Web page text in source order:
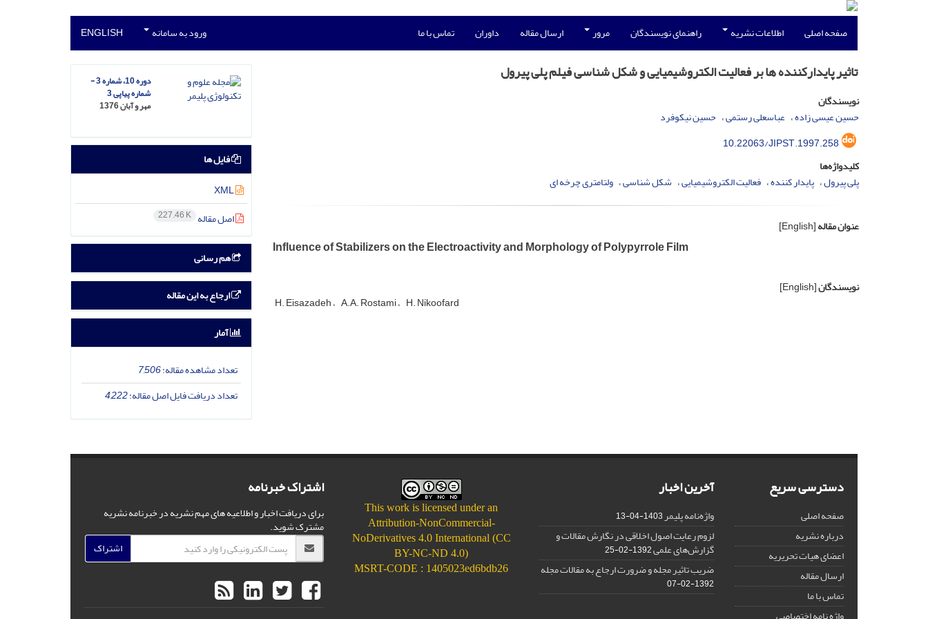
صفحه اصلی اطلاعات نشریه راهنمای نویسندگان مرور ارسال مقاله داوران تماس با ما ورود به سامانه ENGLISH
تاثیر پایدارکننده ها بر فعالیت الکتروشیمیایی و شکل شناسی فیلم پلی پیرول
نویسندگان
حسین عیسی زاده عباسعلی رستمی حسین نیکوفرد
10.22063/JIPST.1997.258
کلیدواژه‌ها
پلی پیرول پایدار کننده فعالیت الکتروشیمیایی شکل شناسی ولتامتری چرخه ای
عنوان مقاله[English]
Influence of Stabilizers on the Electroactivity and Morphology of Polypyrrole Film
نویسندگان[English]
H. Eisazadeh A.A. Rostami H. Nikoofard
دوره 10، شماره 3 -
شماره پیاپی 3
مهر و آبان 1376
فایل ها
XML
اصل مقاله 227.46 K
هم رسانی
ارجاع به این مقاله
آمار
تعداد مشاهده مقاله:7,506
تعداد دریافت فایل اصل مقاله:4,222
دسترسی سریع
صفحه اصلی
درباره نشریه
اعضای هیات تحریریه
ارسال مقاله
تماس با ما
آخرین اخبار
واژه‌نامه پلیمر1403-04-13
لزوم رعایت اصول اخلاقی در نگارش مقالات و
گزارش‌‌های علمی1392-02-25
ضریب تاثیر مجله و ضرورت ارجاع به مقالات مجله
1392-02-07
This work is licensed under an
Attribution-NonCommercial-
NoDerivatives 4.0 International (CC
BY-NC-ND 4.0)
MSRT-CODE : 1405023ed6bdb26
اشتراک خبرنامه
برای دریافت اخبار و اطلاعیه های مهم نشریه در خبرنامه نشریه
مشترک شوید.
اشتراک